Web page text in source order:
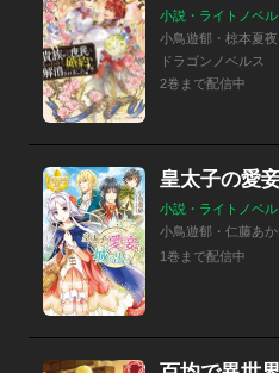
小説・ライトノベ
小鳥遊郁・椋本夏夜
ドラゴンノベルス
2巻まで配信中
皇太子の愛
小説・ライトノベル
小鳥遊郁・仁藤あか
1巻まで配信中